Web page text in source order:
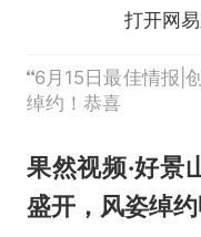
打开网
6月15日最佳情报|
绰约！恭喜
果然视频·好景
盛开，风姿绰